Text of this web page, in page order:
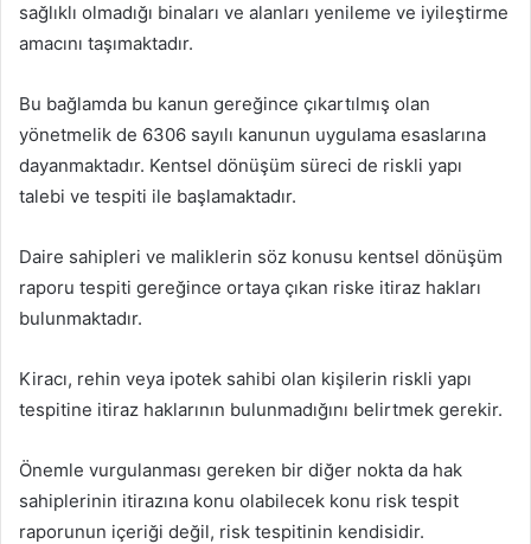
sağlıklı olmadığı binaları ve alanları yenileme ve iyileştirme
amacını taşımaktadır.
Bu bağlamda bu kanun gereğince çıkartılmış olan
yönetmelik de 6306 sayılı kanunun uygulama esaslarına
dayanmaktadır. Kentsel dönüşüm süreci de riskli yapı
talebi ve tespiti ile başlamaktadır.
Daire sahipleri ve maliklerin söz konusu kentsel dönüşüm
raporu tespiti gereğince ortaya çıkan riske itiraz hakları
bulunmaktadır.
Kiracı, rehin veya ipotek sahibi olan kişilerin riskli yapı
tespitine itiraz haklarının bulunmadığını belirtmek gerekir.
Önemle vurgulanması gereken bir diğer nokta da hak
sahiplerinin itirazına konu olabilecek konu risk tespit
raporunun içeriği değil, risk tespitinin kendisidir.